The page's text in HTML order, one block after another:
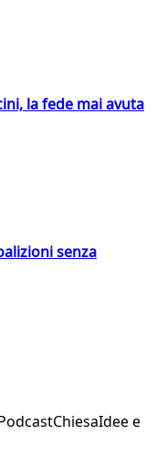
la fede mai avuta
senza
ChiesaIdee e